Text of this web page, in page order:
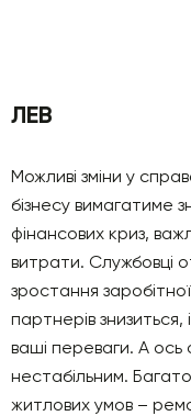
ЛЕВ
Можливі зміни у
бізнесу вимагатиме
фінансових криз,
витрати. Службовці
зростання
партнерів знизиться,
ваші переваги. А
нестабільним.
житлових умов –